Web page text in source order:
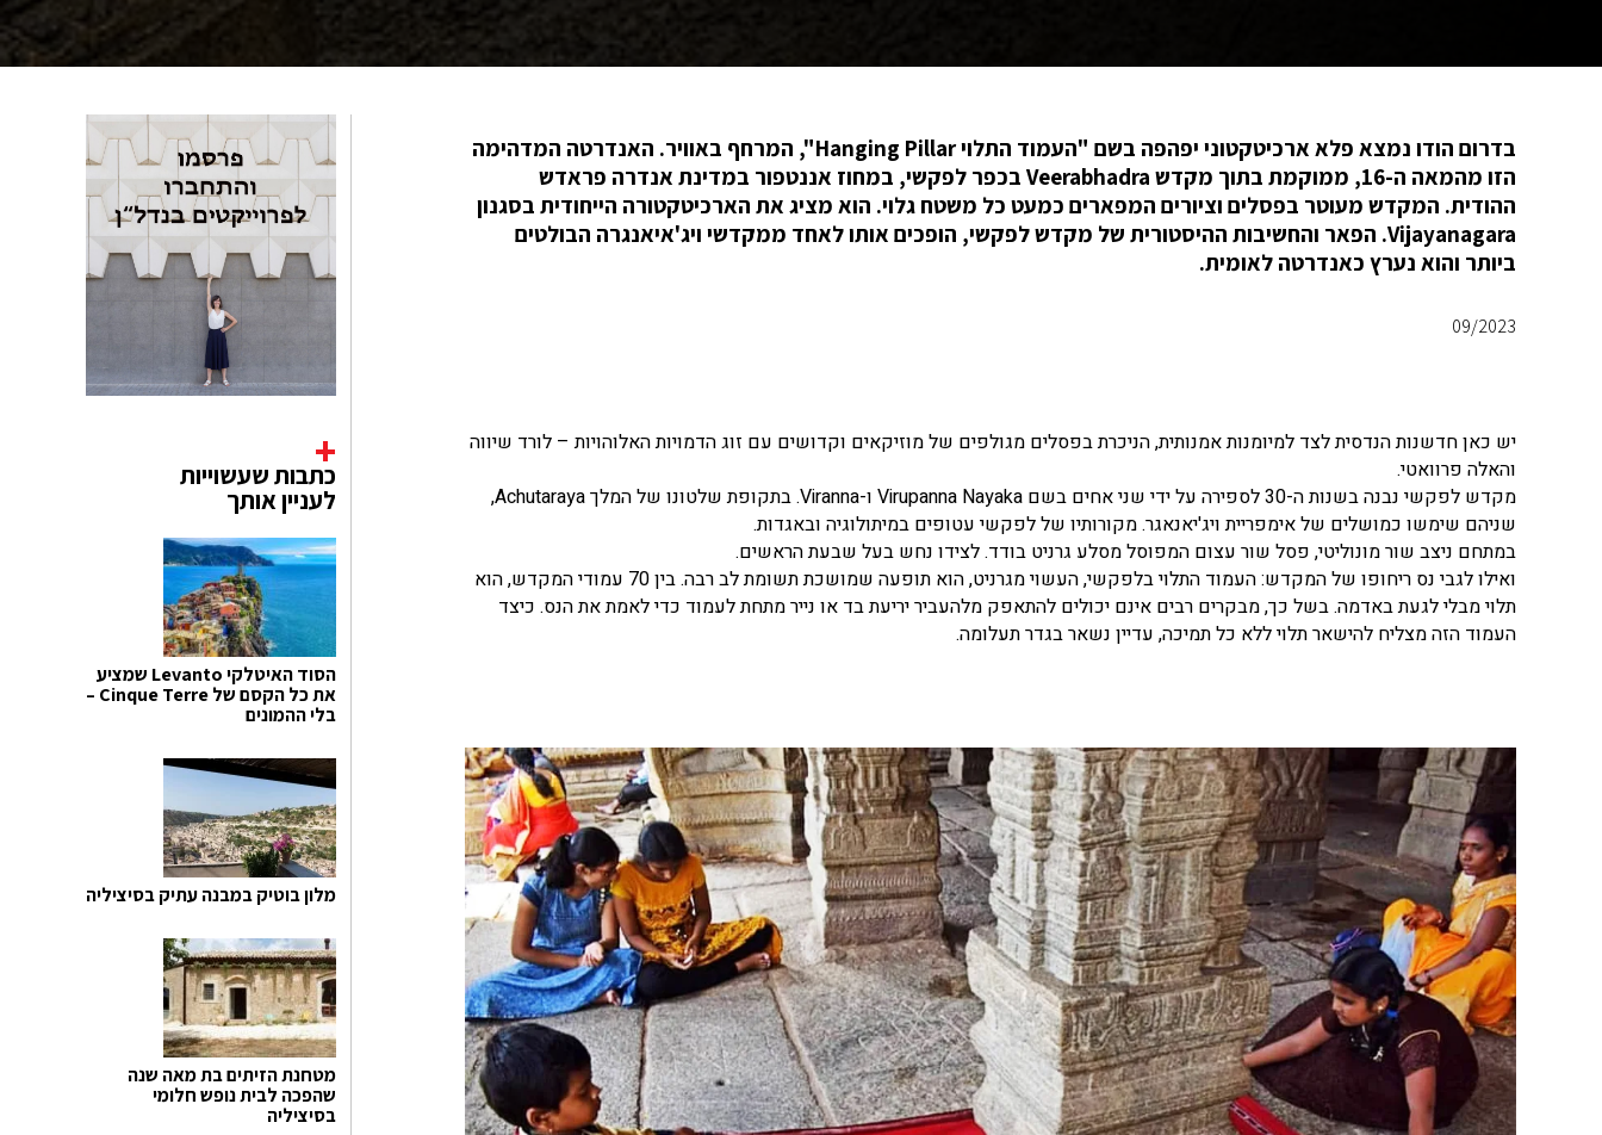
בדרום הודו נמצא פלא ארכיטקטוני יפהפה בשם "העמוד התלוי Hanging Pillar", המרחף באוויר. האנדרטה המדהימה
הזו מהמאה ה-16, ממוקמת בתוך מקדש Veerabhadra בכפר לפקשי, במחוז אננטפור במדינת אנדרה פראדש
ההודית. המקדש מעוטר בפסלים וציורים המפארים כמעט כל משטח גלוי. הוא מציג את הארכיטקטורה הייחודית בסגנון
Vijayanagara. הפאר והחשיבות ההיסטורית של מקדש לפקשי, הופכים אותו לאחד ממקדשי ויג'איאנגרה הבולטים
ביותר והוא נערץ כאנדרטה לאומית.
09/2023
יש כאן חדשנות הנדסית לצד למיומנות אמנותית, הניכרת בפסלים מגולפים של מוזיקאים וקדושים עם זוג הדמויות האלוהויות – לורד שיווה
והאלה פרוואטי.
מקדש לפקשי נבנה בשנות ה-30 לספירה על ידי שני אחים בשם Virupanna Nayaka ו-Viranna. בתקופת שלטונו של המלך Achutaraya,
שניהם שימשו כמושלים של אימפריית ויג'יאנאגר. מקורותיו של לפקשי עטופים במיתולוגיה ובאגדות.
במתחם ניצב שור מונוליטי, פסל שור עצום המפוסל מסלע גרניט בודד. לצידו נחש בעל שבעת הראשים.
ואילו לגבי נס ריחופו של המקדש: העמוד התלוי בלפקשי, העשוי מגרניט, הוא תופעה שמושכת תשומת לב רבה. בין 70 עמודי המקדש, הוא
תלוי מבלי לגעת באדמה. בשל כך, מבקרים רבים אינם יכולים להתאפק מלהעביר יריעת בד או נייר מתחת לעמוד כדי לאמת את הנס. כיצד
העמוד הזה מצליח להישאר תלוי ללא כל תמיכה, עדיין נשאר בגדר תעלומה.
כתבות שעשוייות
לעניין אותך
הסוד האיטלקי Levanto שמציע
את כל הקסם של Cinque Terre –
בלי ההמונים
מלון בוטיק במבנה עתיק בסיציליה
מטחנת הזיתים בת מאה שנה
שהפכה לבית נופש חלומי
בסיציליה